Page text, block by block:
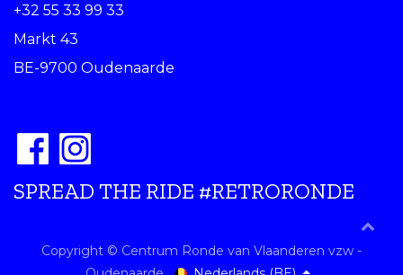
+32 55 33 99 33
Markt 43
BE-9700 Oudenaarde
SPREAD THE RIDE #RETRORONDE
Copyright © Centrum Ronde van Vlaanderen vzw -